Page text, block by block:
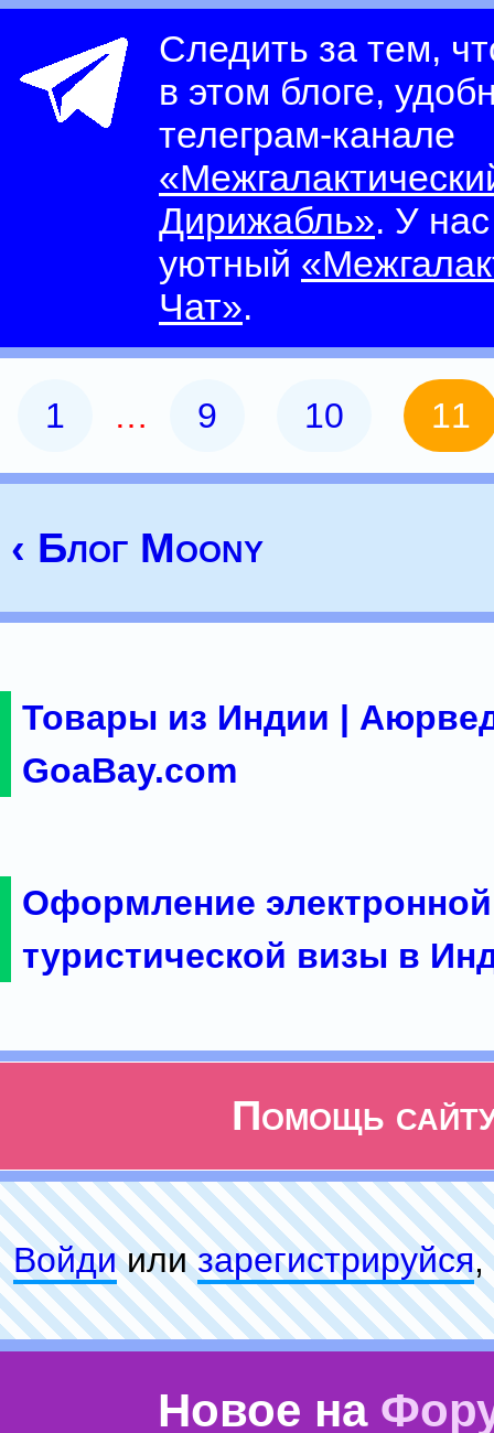
Следить за тем,
в этом блоге,
телеграм-канале
Дирижабль». У
уютный
Чат».
1 … 9 10 11
‹ Блог Moony
Товары из Индии |
GoaBay.com
Оформление электронной
туристической визы в
Помощь
Войдиилизарeгиcтpируйся,
Новое на